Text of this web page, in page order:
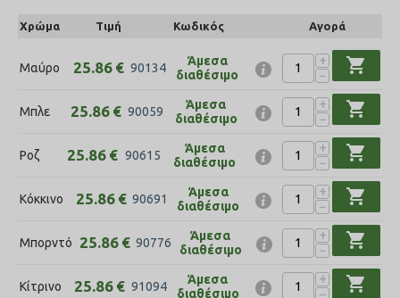
Χρώμα Τιμή Κωδικός Αγορά
Μαύρο 25.86 € 90134
Άμεσα
διαθέσιμο
+
−
shopping_cart
Μπλε 25.86 € 90059
Άμεσα
διαθέσιμο
+
−
shopping_cart
Ροζ 25.86 € 90615
Άμεσα
διαθέσιμο
+
−
shopping_cart
Κόκκινο 25.86 € 90691
Άμεσα
διαθέσιμο
+
−
shopping_cart
Μπορντό 25.86 € 90776
Άμεσα
διαθέσιμο
+
−
shopping_cart
Κίτρινο 25.86 € 91094
Άμεσα
διαθέσιμο
+
−
shopping_cart